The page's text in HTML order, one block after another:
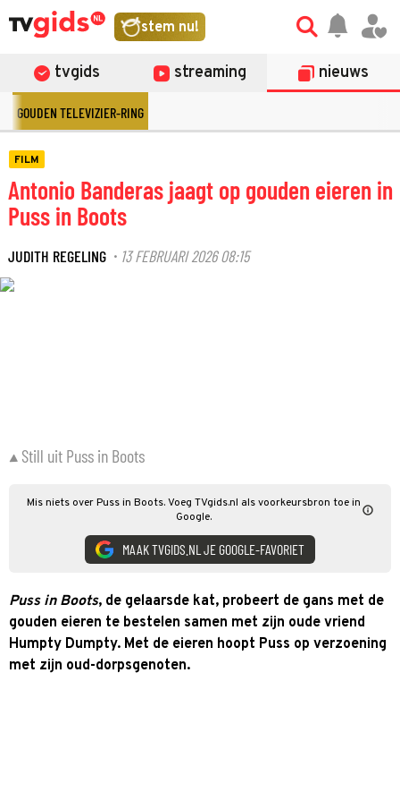
stem nu!
tvgids streaming nieuws
GOUDEN TELEVIZIER-RING
FILM
Antonio Banderas jaagt op gouden eieren in
Puss in Boots
JUDITH REGELING · 13 FEBRUARI 2026 08:15
Still uit Puss in Boots
Mis niets over Puss in Boots. Voeg TVgids.nl als voorkeursbron toe in
Google.
MAAK TVGIDS.NL JE GOOGLE-FAVORIET
Puss in Boots, de gelaarsde kat, probeert de gans met de
gouden eieren te bestelen samen met zijn oude vriend
Humpty Dumpty. Met de eieren hoopt Puss op verzoening
met zijn oud-dorpsgenoten.